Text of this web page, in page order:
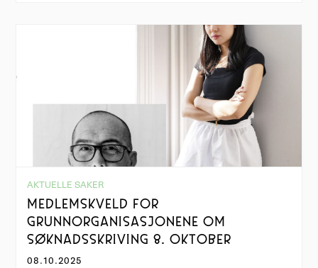
AKTUELLE SAKER
MEDLEMSKVELD FOR
GRUNNORGANISASJONENE OM
SØKNADSSKRIVING 8. OKTOBER
08.10.2025